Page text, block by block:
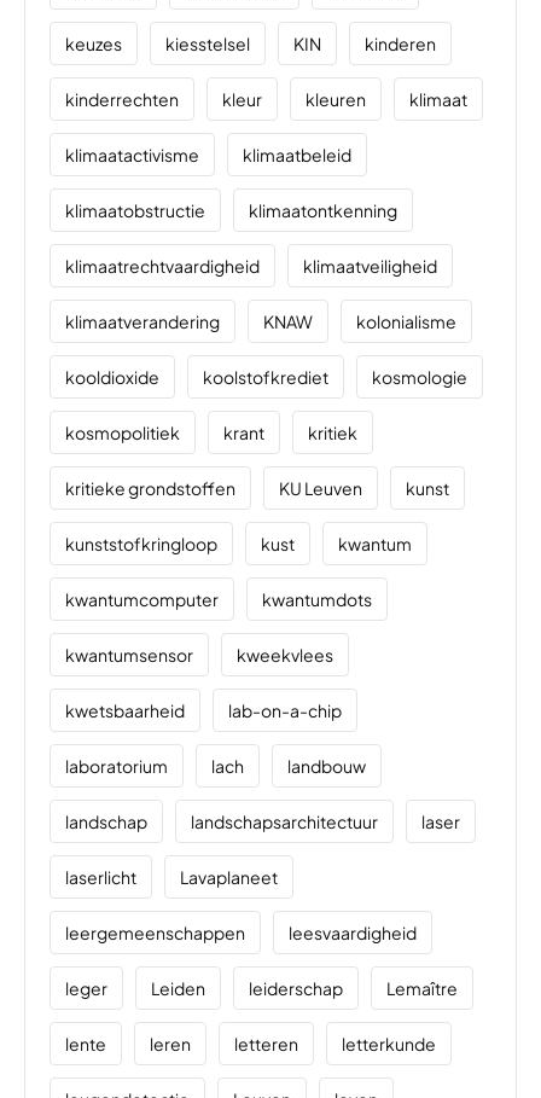
keuzes kiesstelsel KIN kinderen
kinderrechten kleur kleuren klimaat
klimaatactivisme klimaatbeleid
klimaatobstructie klimaatontkenning
klimaatrechtvaardigheid klimaatveiligheid
klimaatverandering KNAW kolonialisme
kooldioxide koolstofkrediet kosmologie
kosmopolitiek krant kritiek
kritieke grondstoffen KU Leuven kunst
kunststofkringloop kust kwantum
kwantumcomputer kwantumdots
kwantumsensor kweekvlees
kwetsbaarheid lab-on-a-chip
laboratorium lach landbouw
landschap landschapsarchitectuur laser
laserlicht Lavaplaneet
leergemeenschappen leesvaardigheid
leger Leiden leiderschap Lemaître
lente leren letteren letterkunde